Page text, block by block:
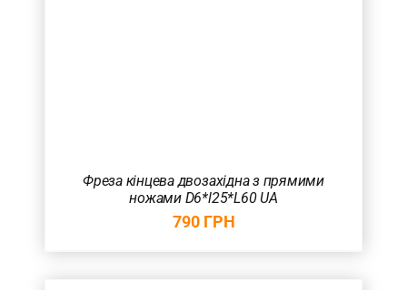
Фреза кінцева двозахідна з прямими
ножами D6*l25*L60 UA
790 ГРН